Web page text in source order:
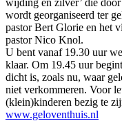
wordt georganiseerd ter
pastor Bert Glorie en het
pastor Nico Knol.
U bent vanaf 19.30 uur
klaar. Om 19.45 uur
dicht is, zoals nu, waar
niet verkommeren. Voor
(klein)kinderen bezig te
www.geloventhuis.nl